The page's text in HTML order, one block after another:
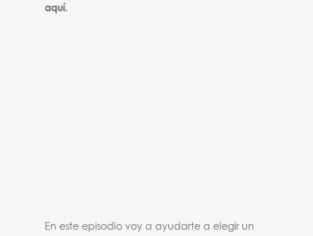
aquí.
En este episodio voy a ayudarte a elegir un